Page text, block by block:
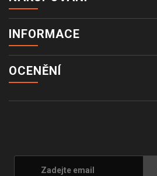
INFORMACE
OCENĚNÍ